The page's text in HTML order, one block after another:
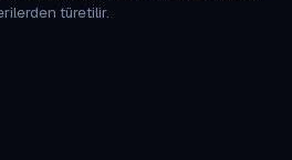
türetilir.